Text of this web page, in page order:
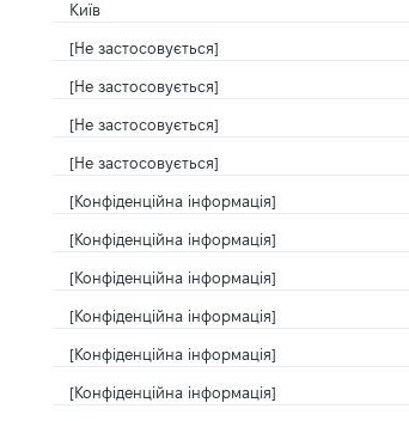
Київ
[Не застосовується]
[Не застосовується]
[Не застосовується]
[Не застосовується]
[Конфіденційна інформація]
[Конфіденційна інформація]
[Конфіденційна інформація]
[Конфіденційна інформація]
[Конфіденційна інформація]
[Конфіденційна інформація]